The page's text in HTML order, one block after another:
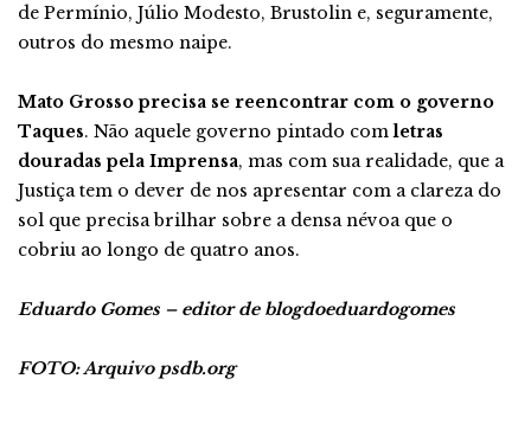
de Permínio, Júlio Modesto, Brustolin e, seguramente,
outros do mesmo naipe.
Mato Grosso precisa se reencontrar com o governo
Taques. Não aquele governo pintado comletras
douradas pela Imprensa, mas com sua realidade, que a
Justiça tem o dever de nos apresentar com a clareza do
sol que precisa brilhar sobre a densa névoa que o
cobriu ao longo de quatro anos.
Eduardo Gomes – editor de blogdoeduardogomes
FOTO: Arquivo psdb.org